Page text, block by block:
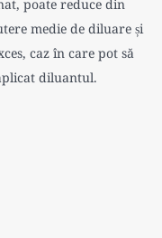
poate reduce din
medie de diluare și
caz în care pot să
diluantul.